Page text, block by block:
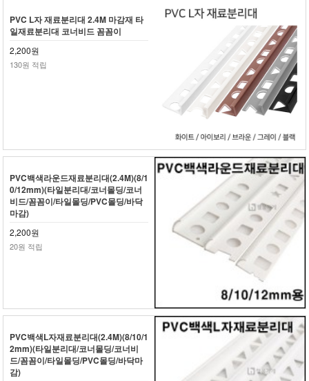
PVC L자 재료분리대 2.4M 마감재 타
일재료분리대 코너비드 꼼꼼이
2,200원
130원 적립
PVC백색라운드재료분리대(2.4M)(8/1
0/12mm)(타일분리대/코너몰딩/코너
비드/꼼꼼이/타일몰딩/PVC몰딩/바닥
마감)
2,200원
20원 적립
PVC백색L자재료분리대(2.4M)(8/10/1
2mm)(타일분리대/코너몰딩/코너비
드/꼼꼼이/타일몰딩/PVC몰딩/바닥마
감)